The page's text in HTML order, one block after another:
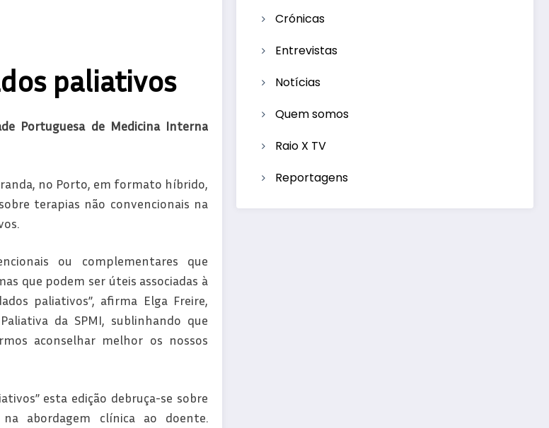
paliativos
Portuguesa de Medicina Interna
no Porto, em formato híbrido,
terapias não convencionais na
ou complementares que
que podem ser úteis associadas à
paliativos”, afirma Elga Freire,
da SPMI, sublinhando que
aconselhar melhor os nossos
esta edição debruça-se sobre
abordagem clínica ao doente.
Crónicas
Entrevistas
Notícias
Quem somos
Raio X TV
Reportagens